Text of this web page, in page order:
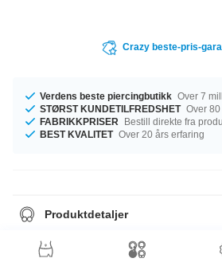
Crazy beste-pris-
Verdens beste piercingbutikk Over 7
STØRST KUNDETILFREDSHET Over
FABRIKKPRISER
Bestill direkte fra
BEST KVALITET Over 20 års erfaring
Produktdetaljer
fra 32 mm til 58 mm. Kjøp nå, før det blir utsolgt!